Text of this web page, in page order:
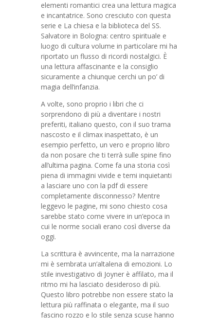
elementi romantici crea una lettura magica
e incantatrice. Sono cresciuto con questa
serie e La chiesa e la biblioteca del SS.
Salvatore in Bologna: centro spirituale e
luogo di cultura volume in particolare mi ha
riportato un flusso di ricordi nostalgici. È
una lettura affascinante e la consiglio
sicuramente a chiunque cerchi un po’ di
magia dell’infanzia.
A volte, sono proprio i libri che ci
sorprendono di più a diventare i nostri
preferiti, italiano questo, con il suo trama
nascosto e il climax inaspettato, è un
esempio perfetto, un vero e proprio libro
da non posare che ti terrà sulle spine fino
all’ultima pagina. Come fa una storia così
piena di immagini vivide e temi inquietanti
a lasciare uno con la pdf di essere
completamente disconnesso? Mentre
leggevo le pagine, mi sono chiesto cosa
sarebbe stato come vivere in un’epoca in
cui le norme sociali erano così diverse da
oggi.
La scrittura è avvincente, ma la narrazione
mi è sembrata un’altalena di emozioni. Lo
stile investigativo di Joyner è affilato, ma il
ritmo mi ha lasciato desideroso di più.
Questo libro potrebbe non essere stato la
lettura più raffinata o elegante, ma il suo
fascino rozzo e lo stile senza scuse hanno